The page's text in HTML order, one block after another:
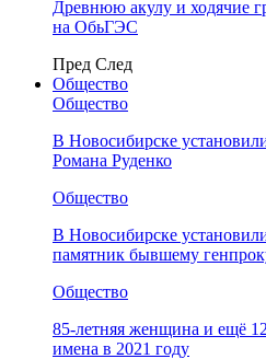
Древнюю акулу и ходячие
на ОбьГЭС
Пред След
Общество
Общество
В Новосибирске
Романа Руденко
Общество
В Новосибирске
памятник бывшему
Общество
85-летняя женщина и ещё
имена в 2021 году